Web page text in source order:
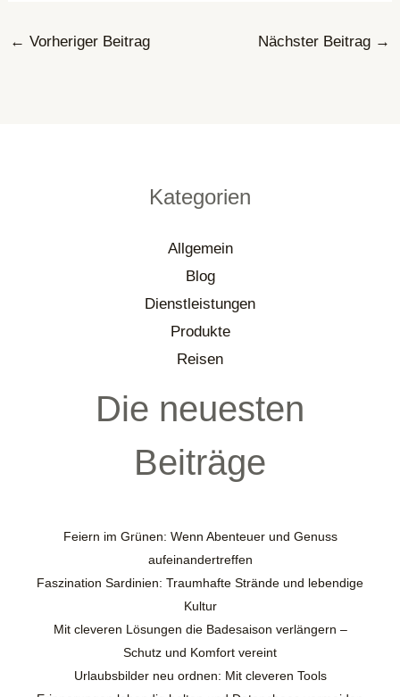
← Vorheriger Beitrag Nächster Beitrag →
Kategorien
Allgemein
Blog
Dienstleistungen
Produkte
Reisen
Die neuesten
Beiträge
Feiern im Grünen: Wenn Abenteuer und Genuss
aufeinandertreffen
Faszination Sardinien: Traumhafte Strände und lebendige
Kultur
Mit cleveren Lösungen die Badesaison verlängern –
Schutz und Komfort vereint
Urlaubsbilder neu ordnen: Mit cleveren Tools